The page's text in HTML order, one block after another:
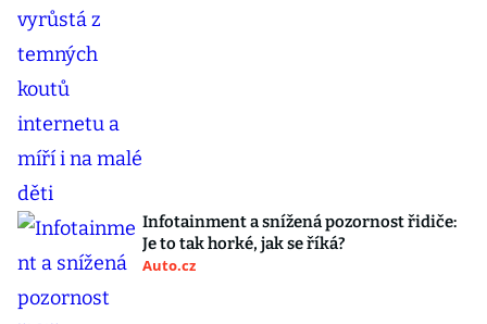
Infotainment a snížená pozornost řidiče:
Je to tak horké, jak se říká?
Auto.cz